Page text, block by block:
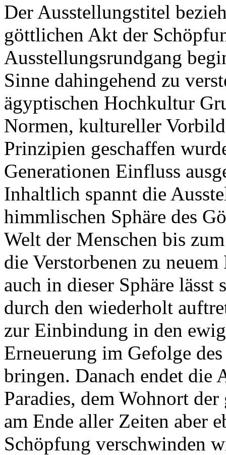
Der Ausstellungstitel
göttlichen Akt der
Ausstellungsrundgang
Sinne dahingehend zu
ägyptischen Hochkultur
Normen, kultureller
Prinzipien geschaffen
Generationen Einfluss
Inhaltlich spannt die
himmlischen Sphäre des
Welt der Menschen bis
die Verstorbenen zu
auch in dieser Sphäre
durch den wiederholt
zur Einbindung in den
Erneuerung im Gefolge
bringen. Danach endet
Paradies, dem Wohnort
am Ende aller Zeiten aber
Schöpfung verschwinden